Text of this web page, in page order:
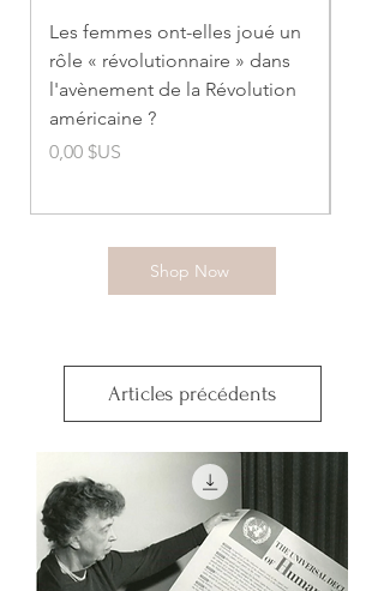
Les femmes ont-elles joué un
rôle « révolutionnaire » dans
l'avènement de la Révolution
américaine ?
Prix
0,00 $US
Shop Now
Articles précédents